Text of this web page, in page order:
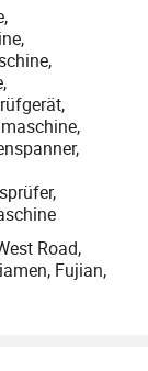
Funktionen,
Coil
Toroid Coil
für
Luftspule
Löttopf
Road,
Fujian,